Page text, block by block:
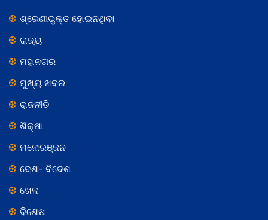
ଶ୍ରେଣୀଭୁକ୍ତ ହୋଇନଥିବା
ରାଜ୍ୟ
ମହାନଗର
ମୁଖ୍ୟ ଖବର
ରାଜନୀତି
ଶିକ୍ଷା
ମନୋରଞ୍ଜନ
ଦେଶ- ବିଦେଶ
ଖେଳ
ବିଶେଷ